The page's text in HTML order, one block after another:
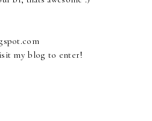
my blog to enter!